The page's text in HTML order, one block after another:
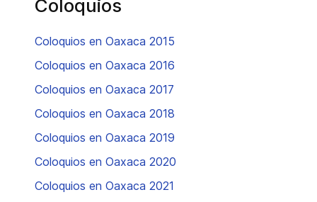
Coloquios
Coloquios en Oaxaca 2015
Coloquios en Oaxaca 2016
Coloquios en Oaxaca 2017
Coloquios en Oaxaca 2018
Coloquios en Oaxaca 2019
Coloquios en Oaxaca 2020
Coloquios en Oaxaca 2021